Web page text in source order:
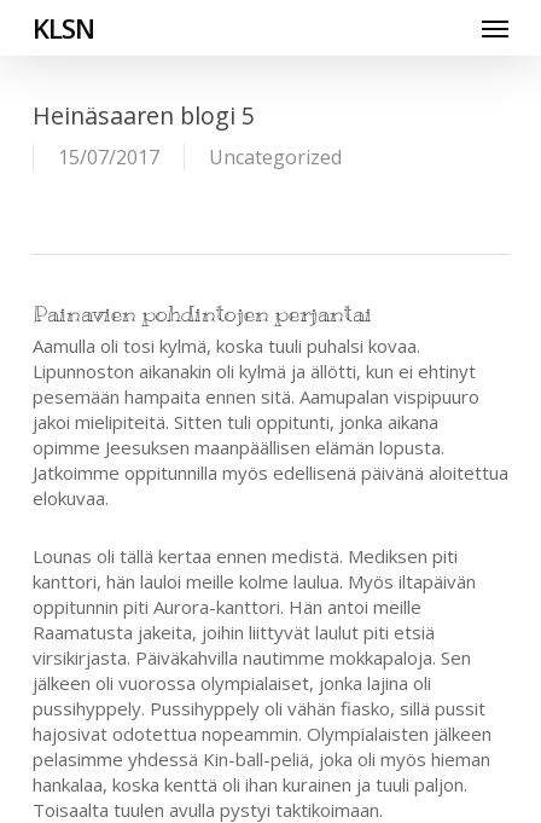
KLSN Menu
Heinäsaaren blogi 5
15/07/2017 Uncategorized
Painavien pohdintojen perjantai
Aamulla oli tosi kylmä, koska tuuli puhalsi kovaa.
Lipunnoston aikanakin oli kylmä ja ällötti, kun ei ehtinyt
pesemään hampaita ennen sitä. Aamupalan vispipuuro
jakoi mielipiteitä. Sitten tuli oppitunti, jonka aikana
opimme Jeesuksen maanpäällisen elämän lopusta.
Jatkoimme oppitunnilla myös edellisenä päivänä aloitettua
elokuvaa.
Lounas oli tällä kertaa ennen medistä. Mediksen piti
kanttori, hän lauloi meille kolme laulua. Myös iltapäivän
oppitunnin piti Aurora-kanttori. Hän antoi meille
Raamatusta jakeita, joihin liittyvät laulut piti etsiä
virsikirjasta. Päiväkahvilla nautimme mokkapaloja. Sen
jälkeen oli vuorossa olympialaiset, jonka lajina oli
pussihyppely. Pussihyppely oli vähän fiasko, sillä pussit
hajosivat odotettua nopeammin. Olympialaisten jälkeen
pelasimme yhdessä Kin-ball-peliä, joka oli myös hieman
hankalaa, koska kenttä oli ihan kurainen ja tuuli paljon.
Toisaalta tuulen avulla pystyi taktikoimaan.